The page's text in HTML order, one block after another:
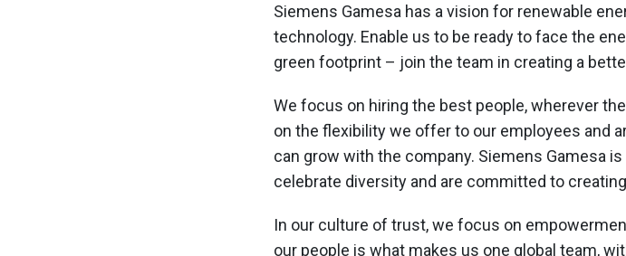
Siemens Gamesa has a vision for renewable
technology. Enable us to be ready to face the
green footprint – join the team in creating a
We focus on hiring the best people, wherever
on the flexibility we offer to our employees and
can grow with the company. Siemens Gamesa
celebrate diversity and are committed to
In our culture of trust, we focus on
our people is what makes us one global team,